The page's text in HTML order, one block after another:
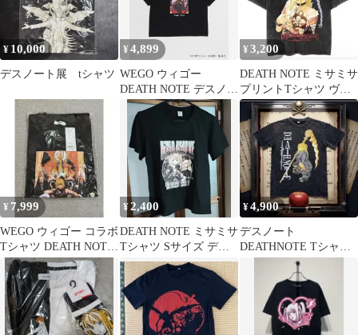
¥ 10,000
デスノート展 tシャツ
¥4,899
WEGO ウィゴー
DEATH NOTE デスノー
ト コラボTシャツ メロ
¥ 3,200
DEATH NOTE ミサミサ
プリントTシャツ ヴィ
ンテージ加工
¥ 7,999
WEGO ウィゴー コラボ
Tシャツ DEATH NOTE
デスノート メロ
¥2,400
DEATH NOTE ミサミサ
Tシャツ Sサイズ デス
ノート
¥4,900
デスノート
DEATHNOTE Tシャツ
tee 大場つぐみ 弥海砂
ミサミサ